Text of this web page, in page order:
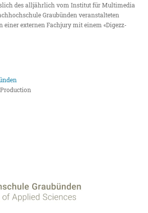
des alljährlich vom Institut für Multimedia
Graubünden veranstalteten
externen Fachjury mit einem «Digezz-